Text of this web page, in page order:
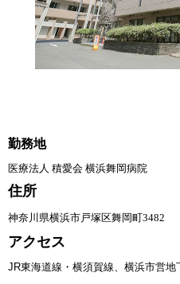
勤務地
医療法人 積愛会 横浜舞岡病院
住所
神奈川県横浜市戸塚区舞岡町3482
アクセス
JR東海道線・横須賀線、横浜市営地